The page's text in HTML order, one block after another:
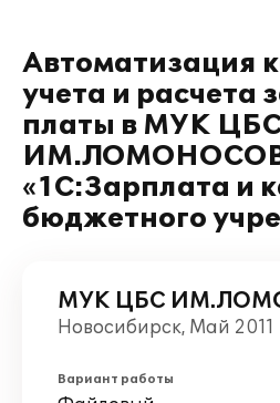
Автоматизация
учета и расчета
платы в МУК
«1С:Зарплата и
бюджетного
МУК ЦБС
Новосибирск, Май 2011
Вариант работы